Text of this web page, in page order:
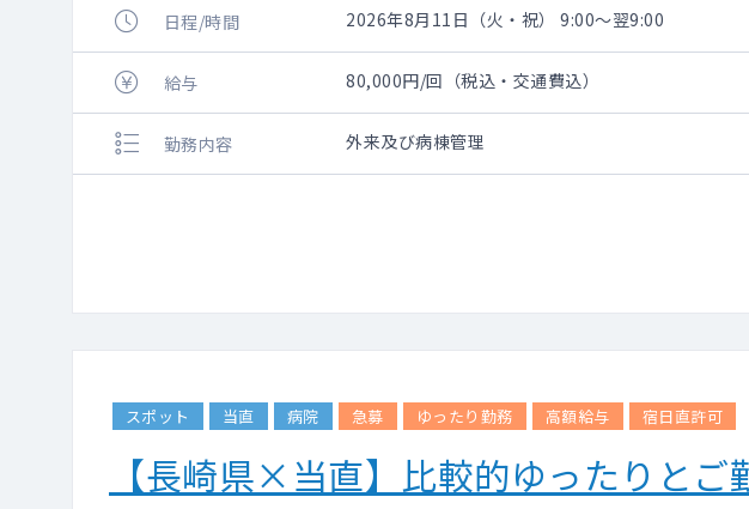
日程/時間 2026年8月11日（火・祝） 9:00～翌9:00
給与 80,000円/回（税込・交通費込）
勤務内容 外来及び病棟管理
スポット 当直 病院 急募 ゆったり勤務 高額給与 宿日直許可
【長崎県×当直】比較的ゆったりとご